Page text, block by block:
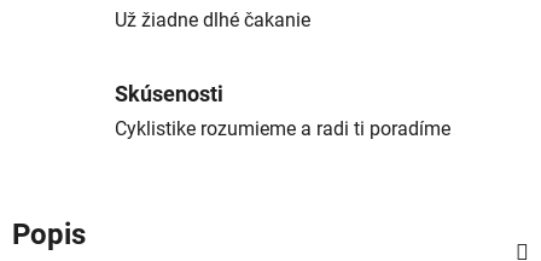
Už žiadne dlhé čakanie
Skúsenosti
Cyklistike rozumieme a radi ti poradíme
Popis